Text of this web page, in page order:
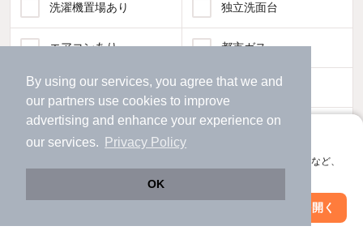
By using our services, you agree that we and
our partners use cookies to improve
advertising and enhance your experience on
our services.
Privacy Policy
OK
アプリに切り替えて、サクサクお部屋探し
会員登録なしですぐ使える。マップ検索やお気に入り保存など、
アプリを開く
洗濯機置場あり 独立洗面台
エアコンあり 都市ガス
温水洗浄便座 オートロック
コンロ2口以上 追焚き機能
TV付インターホン 角部屋
インターネット無料
絞り込み条件を変更